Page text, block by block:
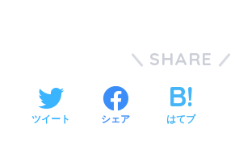
SHARE
ツイート シェア はてブ